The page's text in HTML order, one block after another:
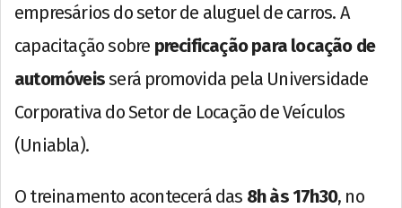
empresários do setor de aluguel de carros. A
capacitação sobre precificação para locação de
automóveisserá promovida pela Universidade
Corporativa do Setor de Locação de Veículos
(Uniabla).
O treinamento acontecerá das 8h às 17h30, no